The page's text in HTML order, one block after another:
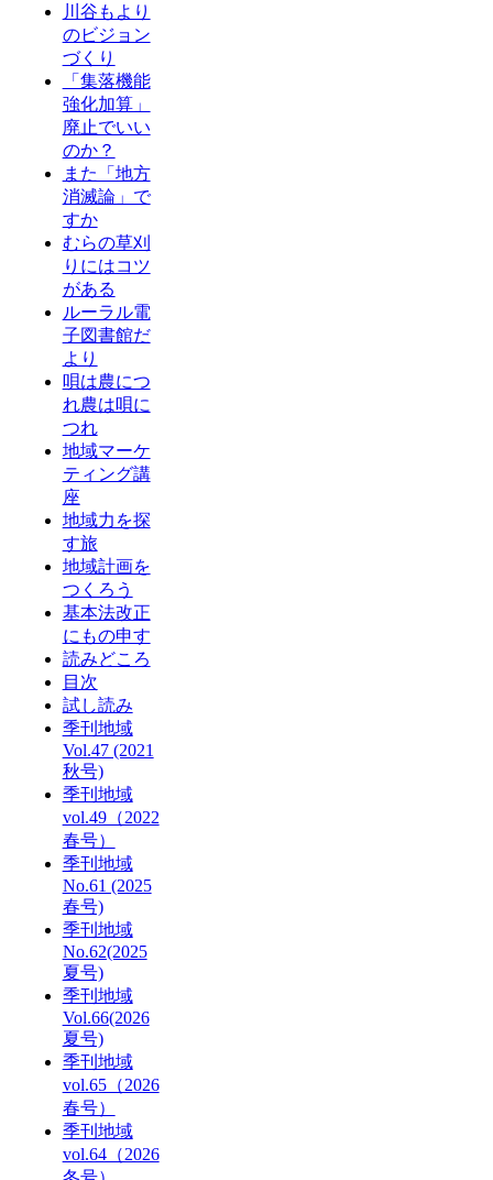
川谷もより
のビジョン
づくり
「集落機能
強化加算」
廃止でいい
のか？
また「地方
消滅論」で
すか
むらの草刈
りにはコツ
がある
ルーラル電
子図書館だ
より
唄は農につ
れ農は唄に
つれ
地域マーケ
ティング講
座
地域力を探
す旅
地域計画を
つくろう
基本法改正
にもの申す
読みどころ
目次
試し読み
季刊地域
Vol.47 (2021
秋号)
季刊地域
vol.49（2022
春号）
季刊地域
No.61 (2025
春号)
季刊地域
No.62(2025
夏号)
季刊地域
Vol.66(2026
夏号)
季刊地域
vol.65（2026
春号）
季刊地域
vol.64（2026